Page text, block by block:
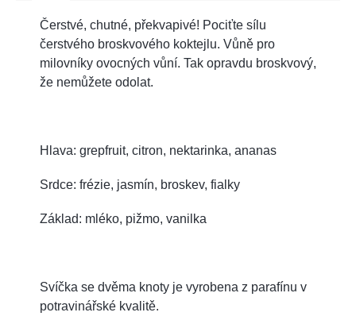
Čerstvé, chutné, překvapivé! Pociťte sílu
čerstvého broskvového koktejlu. Vůně pro
milovníky ovocných vůní. Tak opravdu broskvový,
že nemůžete odolat.
Hlava: grepfruit, citron, nektarinka, ananas
Srdce: frézie, jasmín, broskev, fialky
Základ: mléko, pižmo, vanilka
Svíčka se dvěma knoty je vyrobena z parafínu v
potravinářské kvalitě.